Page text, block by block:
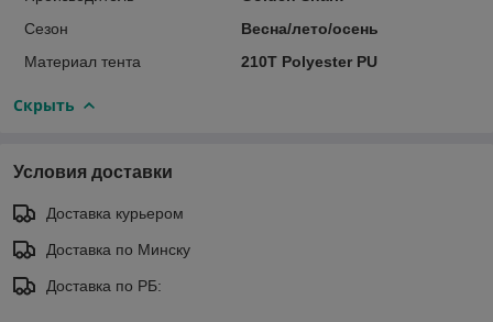
Сезон
Весна/лето/осень
Материал тента
210T Polyester PU
Скрыть
Условия доставки
Доставка курьером
Доставка по Минску
Доставка по РБ: